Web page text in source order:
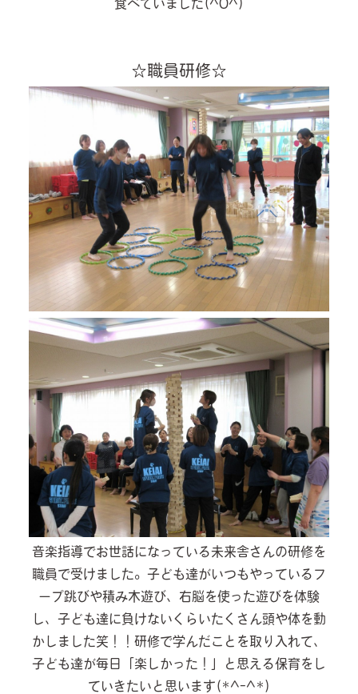
食べていました(^O^)
☆職員研修☆
音楽指導でお世話になっている未来舎さんの研修を
職員で受けました。子ども達がいつもやっているフ
ープ跳びや積み木遊び、右脳を使った遊びを体験
し、子ども達に負けないくらいたくさん頭や体を動
かしました笑！！研修で学んだことを取り入れて、
子ども達が毎日「楽しかった！」と思える保育をし
ていきたいと思います(*^-^*)